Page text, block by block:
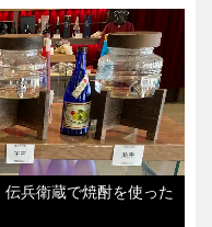
兵衛蔵で焼酎を使った